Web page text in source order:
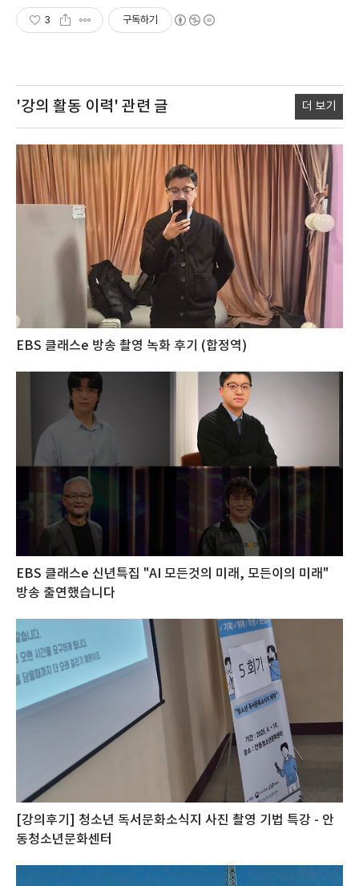
3 구독하기
'강의 활동 이력' 관련 글 더 보기
EBS 클래스e 방송 촬영 녹화 후기 (합정역)
EBS 클래스e 신년특집 "AI 모든것의 미래, 모든이의 미래"
방송 출연했습니다
[강의후기] 청소년 독서문화소식지 사진 촬영 기법 특강 - 안
동청소년문화센터